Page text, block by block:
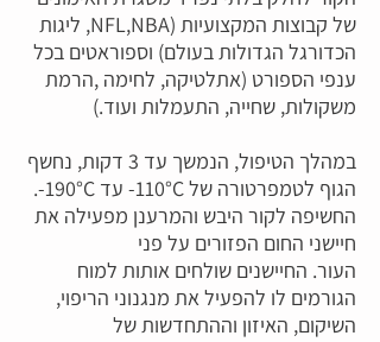
של קבוצות המקצועיות (NFL,NBA, ליגות
הכדורגל הגדולות בעולם) וספוראטים בכל
ענפי הספורט (אתלטיקה, לחימה ,הרמת
משקולות, שחייה, התעמלות ועוד.)
במהלך הטיפול, הנמשך עד 3 דקות, נחשף
הגוף לטמפרטורה של 110°C- עד 190°C-.
החשיפה לקור היבש והמרענן מפעילה את
חיישני החום הפזורים על פני
העור. החיישנים שולחים אותות למוח
הגורמים לו להפעיל את מנגנוני הריפוי,
השיקום, האיזון וההתחדשות של